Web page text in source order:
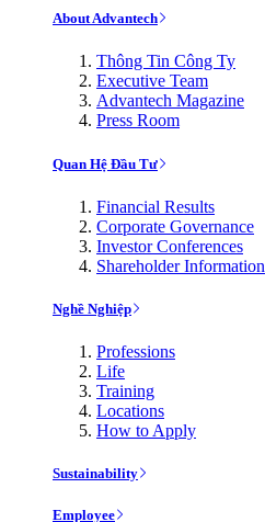
About Advantech
Thông Tin Công Ty
Executive Team
Advantech Magazine
Press Room
Quan Hệ Đầu Tư
Financial Results
Corporate Governance
Investor Conferences
Shareholder Information
Nghề Nghiệp
Professions
Life
Training
Locations
How to Apply
Sustainability
Employee